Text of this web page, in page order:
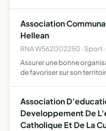
Association
Hellean
RNA W562002250 · Sport
Assurer une bonne
de favoriser sur son
Association
Developpement De
Catholique Et De La